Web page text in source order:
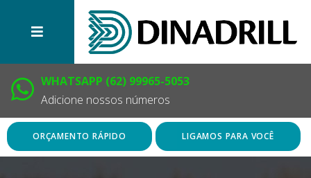
WHATSAPP (62) 99965-5053
Adicione nossos números
ORÇAMENTO RÁPIDO LIGAMOS PARA VOCÊ